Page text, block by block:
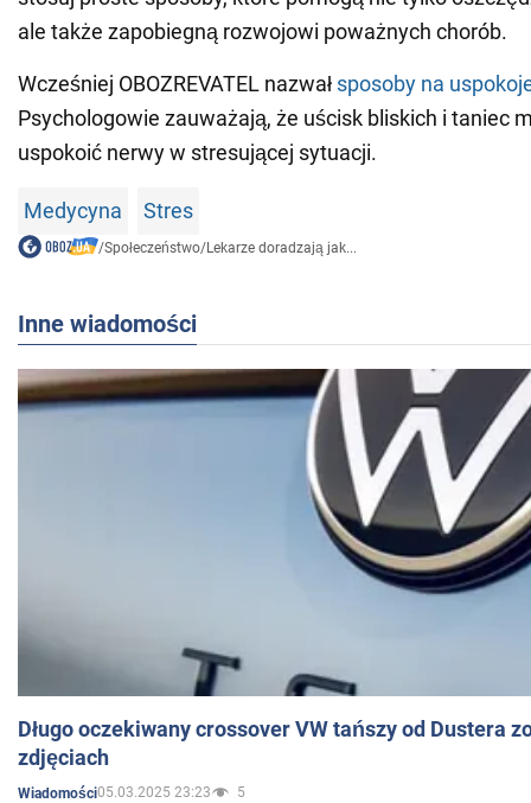
ale także zapobiegną rozwojowi poważnych chorób.
Wcześniej OBOZREVATEL nazwał sposoby na
Psychologowie zauważają, że uścisk bliskich i taniec
uspokoić nerwy w stresującej sytuacji.
Medycyna Stres
/Społeczeństwo/Lekarze doradzają jak...
Inne wiadomości
Długo oczekiwany crossover VW tańszy od Dustera
zdjęciach
Wiadomości05.03.2025 23:23 5